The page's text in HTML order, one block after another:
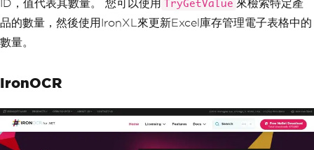
ID，值代表其數量。 您可以使用
TryGetValue 來檢索特定產
品的數量，然後使用IronXL來更新Excel庫存管理電子表格中的
數量。
IronOCR